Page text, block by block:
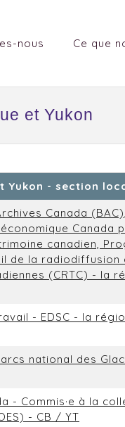
nous Ce que
et Yukon
Yukon - section
Canada
Canada
canadien,
de la radiodiffusion
(CRTC) - la
- EDSC - la
national des
- Commis·e à la
- CB / YT